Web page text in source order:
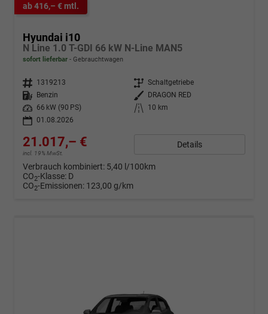
ab 416,– € mtl.
Hyundai i10
N Line 1.0 T-GDI 66 kW N-Line MAN5
sofort lieferbar Gebrauchtwagen
Fahrzeugnr. 1319213 Getriebe Schaltgetriebe
Kraftstoff
Benzin Außenfarbe
DRAGON RED
Leistung
66 kW (90 PS) Kilometerstand
10 km
01.08.2026
21.017,– €
incl. 19% MwSt.
Details
Verbrauch kombiniert: 5,40 l/100km
CO2-Klasse: D
CO2-Emissionen: 123,00 g/km